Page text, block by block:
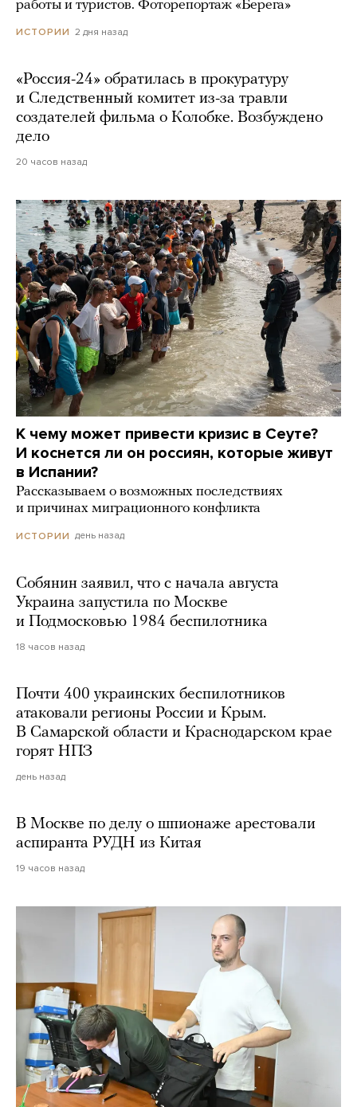
работы и туристов. Фоторепортаж «Берега»
ИСТОРИИ 2 дня назад
«Россия-24» обратилась в прокуратуру
и Следственный комитет из-за травли
создателей фильма о Колобке. Возбуждено
дело
20 часов назад
К чему может привести кризис в Сеуте?
И коснется ли он россиян, которые живут
в Испании?
Рассказываем о возможных последствиях
и причинах миграционного конфликта
ИСТОРИИ день назад
Собянин заявил, что с начала августа
Украина запустила по Москве
и Подмосковью 1984 беспилотника
18 часов назад
Почти 400 украинских беспилотников
атаковали регионы России и Крым.
В Самарской области и Краснодарском крае
горят НПЗ
день назад
В Москве по делу о шпионаже арестовали
аспиранта РУДН из Китая
19 часов назад